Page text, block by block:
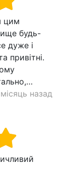
цим
будь-
дуже і
привітні.
назад